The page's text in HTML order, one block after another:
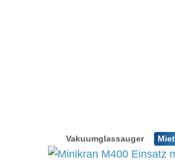
Vakuumglassauger